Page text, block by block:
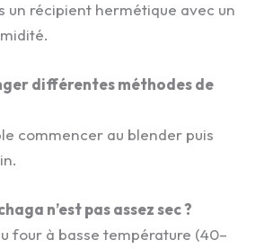
un récipient hermétique avec un
différentes méthodes de
commencer au blender puis
n’est pas assez sec ?
four à basse température (40–